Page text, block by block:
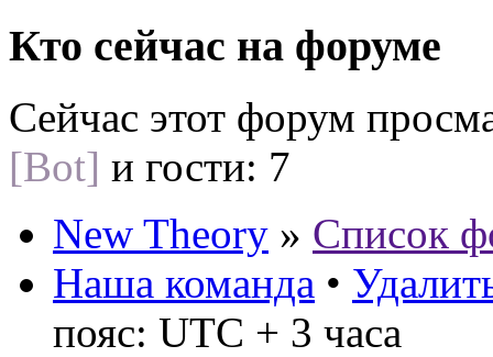
Кто сейчас на форуме
Сейчас этот форум
[Bot] и гости: 7
New Theory » Список
Наша команда •
пояс: UTC + 3 часа